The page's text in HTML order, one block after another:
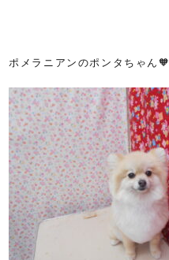
ポメラニアンのポンタちゃん🧡